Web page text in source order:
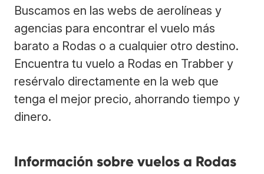
Buscamos en las webs de aerolíneas y
agencias para encontrar el vuelo más
barato a Rodas o a cualquier otro destino.
Encuentra tu vuelo a Rodas en Trabber y
resérvalo directamente en la web que
tenga el mejor precio, ahorrando tiempo y
dinero.
Información sobre vuelos a Rodas